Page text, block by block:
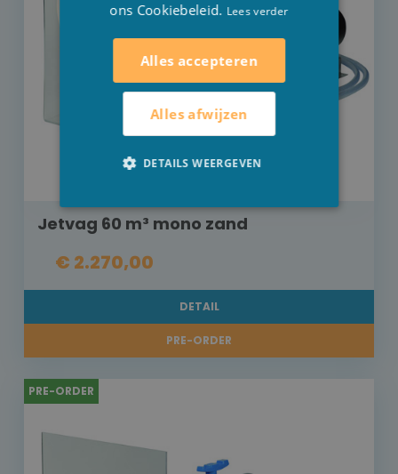
Jetvag 60 m³ mono zand
€ 2.270,00
DETAIL
PRE-ORDER
PRE-ORDER
ons Cookiebeleid. Lees verder
Alles accepteren
Alles afwijzen
DETAILS WEERGEVEN